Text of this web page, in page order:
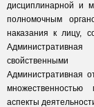
дисциплинарной и
полномочным
наказания к лицу,
свойственными
Административная
аспекты